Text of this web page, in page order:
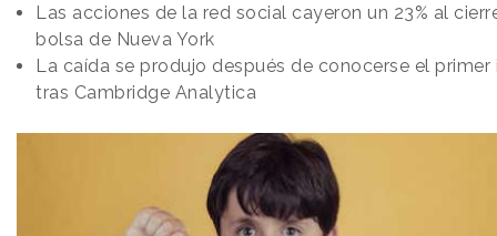
Las acciones de la red social cayeron un 23% al
bolsa de Nueva York
La caída se produjo después de conocerse el
tras Cambridge Analytica